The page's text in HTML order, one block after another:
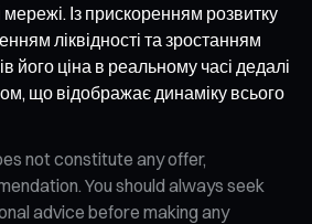
Із прискоренням розвитку
ліквідності та зростанням
його ціна в реальному часі дедалі
що відображає динаміку всього
not constitute any offer,
You should always seek
advice before making any